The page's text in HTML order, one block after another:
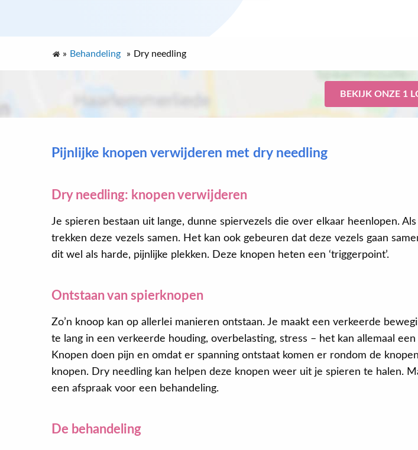
» Behandeling » Dry needling
BEKIJK ONZE 1
Pijnlijke knopen verwijderen met dry needling
Dry needling: knopen verwijderen
Je spieren bestaan uit lange, dunne spiervezels die over elkaar heenlopen.
trekken deze vezels samen. Het kan ook gebeuren dat deze vezels gaan
dit wel als harde, pijnlijke plekken. Deze knopen heten een ‘triggerpoint’.
Ontstaan van spierknopen
Zo’n knoop kan op allerlei manieren ontstaan. Je maakt een verkeerde
te lang in een verkeerde houding, overbelasting, stress – het kan allemaal een
Knopen doen pijn en omdat er spanning ontstaat komen er rondom de
knopen. Dry needling kan helpen deze knopen weer uit je spieren te halen.
een afspraak voor een behandeling.
De behandeling
zijn
weet zeker dat
doe het nog